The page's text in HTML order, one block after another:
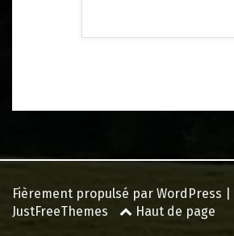
Fièrement propulsé par WordPress
JustFreeThemes
Haut de page